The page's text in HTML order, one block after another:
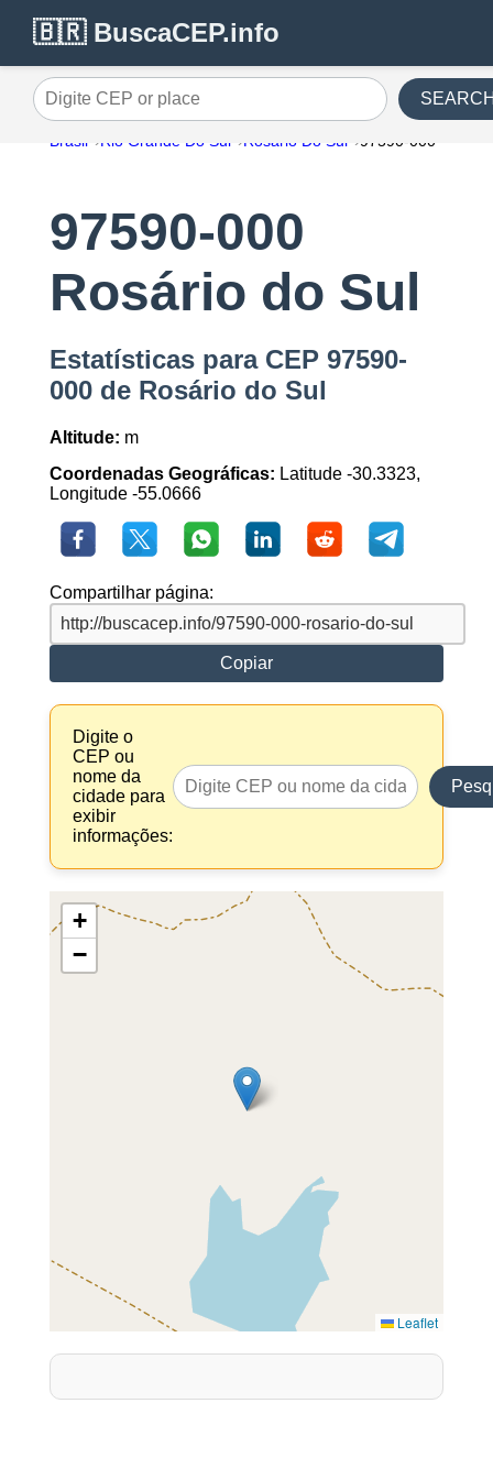
🇧🇷 BuscaCEP.info
Digite CEP or place
Brasil Rio Grande Do Sul Rosário Do Sul 97590-000
97590-000
Rosário do Sul
Estatísticas para CEP 97590-
000 de Rosário do Sul
Altitude: m
Coordenadas Geográficas: Latitude -30.3323,
Longitude -55.0666
Compartilhar página:
Copiar
Digite o
CEP ou
nome da
cidade para
exibir
informações:
+
−
Leaflet